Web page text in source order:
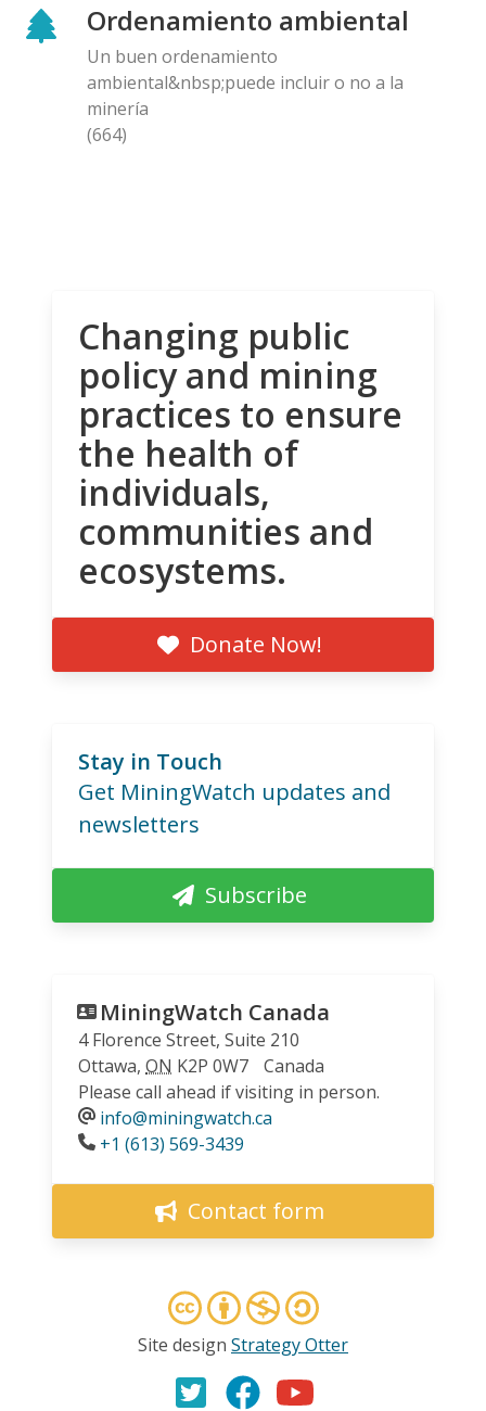
Ordenamiento ambiental
Un buen ordenamiento
ambiental&nbsp;puede incluir o no a la
minería
(664)
Changing public
policy and mining
practices to ensure
the health of
individuals,
communities and
ecosystems.
Donate Now!
Stay in Touch
Get MiningWatch updates and
newsletters
Subscribe
MiningWatch Canada
4 Florence Street, Suite 210
Ottawa, ON K2P 0W7
Canada
Please call ahead if visiting in person.
info@miningwatch.ca
Phone
+1 (613) 569-3439
Contact form
Site design Strategy Otter